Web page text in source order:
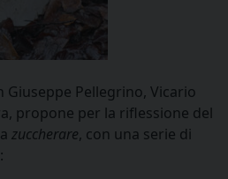
Giuseppe Pellegrino, Vicario
propone per la riflessione del
zuccherare, con una serie di